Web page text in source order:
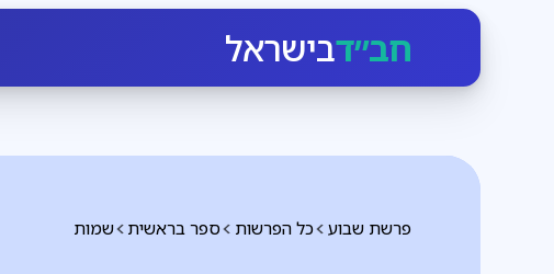
חב״דבישראל
שמות ספר בראשית כל הפרשות פרשת שבוע